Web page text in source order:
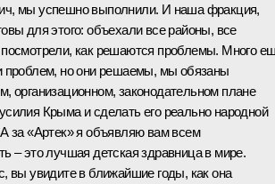
мы успешно выполнили. И наша фракция,
для этого: объехали все районы, все
как решаются проблемы. Много
проблем, но они решаемы, мы обязаны
организационном, законодательном плане
Крыма и сделать его реально народной
за «Артек» я объявляю вам всем
– это лучшая детская здравница в мире.
вы увидите в ближайшие годы, как она